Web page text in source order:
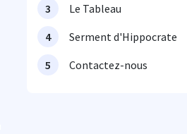
Le Tableau
Serment d'Hippocrate
Contactez-nous